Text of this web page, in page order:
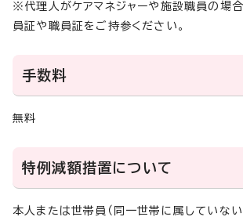
※代理人がケアマネジャーや施設職員の場合
員証や職員証をご持参ください。
手数料
無料
特例減額措置について
本人または世帯員（同一世帯に属していない